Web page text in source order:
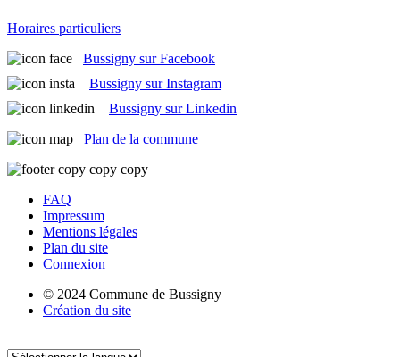
Horaires particuliers
Bussigny sur Facebook
Bussigny sur Instagram
Bussigny sur Linkedin
Plan de la commune
FAQ
Impressum
Mentions légales
Plan du site
Connexion
© 2024 Commune de Bussigny
Création du site